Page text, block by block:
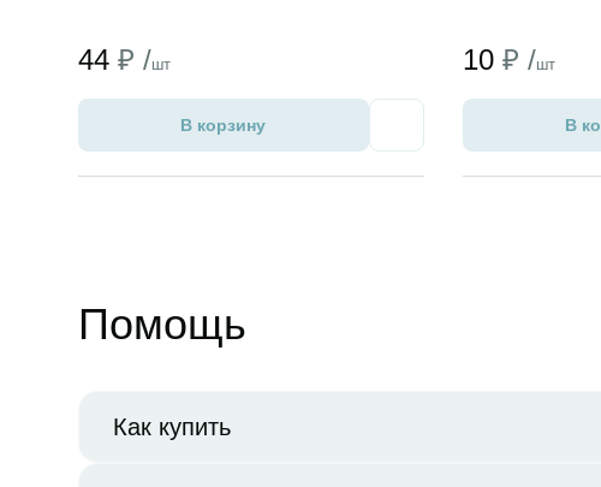
44 ₽ /шт
В корзину
10 ₽ /шт
В
Помощь
Как купить